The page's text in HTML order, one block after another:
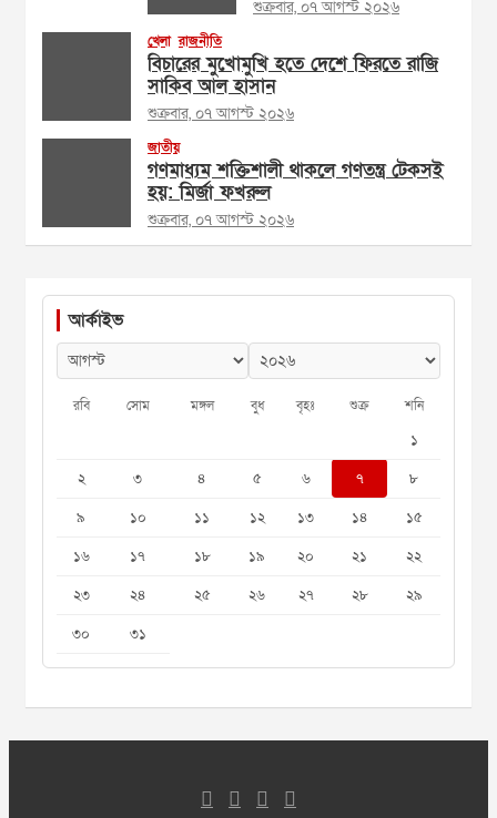
শুক্রবার, ০৭ আগস্ট ২০২৬
খেলা রাজনীতি
বিচারের মুখোমুখি হতে দেশে ফিরতে রাজি
সাকিব আল হাসান
শুক্রবার, ০৭ আগস্ট ২০২৬
জাতীয়
গণমাধ্যম শক্তিশালী থাকলে গণতন্ত্র টেকসই
হয়: মির্জা ফখরুল
শুক্রবার, ০৭ আগস্ট ২০২৬
আর্কাইভ
রবি সোম মঙ্গল বুধ বৃহঃ শুক্র শনি
১
২
৩ ৪ ৫ ৬ ৭
৮
৯
১০ ১১ ১২ ১৩ ১৪
১৫
১৬
১৭ ১৮ ১৯ ২০ ২১
২২
২৩
২৪ ২৫ ২৬ ২৭ ২৮
২৯
৩০
৩১